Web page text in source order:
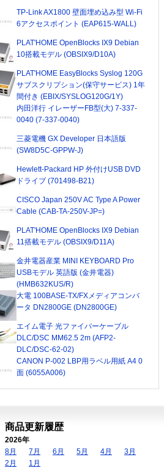
TP-Link AX1800 壁面埋め込み型 Wi-Fi
6アクセスポイント (EAP615-WALL)
PLAT'HOME OpenBlocks IX9 Debian
10搭載モデル (OBSIX9/D10A)
PLAT'HOME EasyBlocks Syslog 120G
サブスクリプション(保守サービス) 1年
間付き (EBIX/SYSLOG120G/1Y)
内田洋行 イレーザーFB型(大) 7-337-
0040 (7-337-0040)
三菱電機 GX Developer 日本語版
(SW8D5C-GPPW-J)
Hewlett-Packard HP 外付けUSB DVD
ドライブ (701498-B21)
CISCO Japan 250V AC Type A Power
Cable (CAB-TA-250V-JP=)
PLAT'HOME OpenBlocks IX9 Debian
11搭載モデル (OBSIX9/D11A)
金井電器産業 MINI KEYBOARD Pro
USBモデル 英語版 (金井電器)
(HMB632KUS/R)
大電 100BASE-TX/FXメディアコンバ
ータ DN2800GE (DN2800GE)
エイム電子 光ファイバーケーブル
DLC/DSC MM62.5 2m (AFP2-
DLC/DSC-62-02)
CANON P-002 LBP用ラベル用紙 A4 0
面 (6055A006)
商品更新履歴
2026年
8月
7月 6月 5月 4月
3月
2月
1月